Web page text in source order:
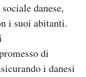
danese,
i suoi abitanti.
di
i danesi